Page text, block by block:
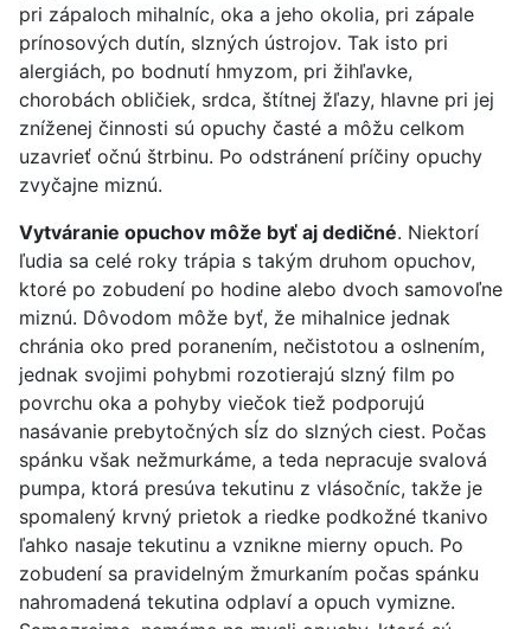
pri zápaloch mihalníc, oka a jeho okolia, pri zápale
prínosových dutín, slzných ústrojov. Tak isto pri
alergiách, po bodnutí hmyzom, pri žihľavke,
chorobách obličiek, srdca, štítnej žľazy, hlavne pri jej
zníženej činnosti sú opuchy časté a môžu celkom
uzavrieť očnú štrbinu. Po odstránení príčiny opuchy
zvyčajne miznú.
Vytváranie opuchov môže byť aj dedičné. Niektorí
ľudia sa celé roky trápia s takým druhom opuchov,
ktoré po zobudení po hodine alebo dvoch samovoľne
miznú. Dôvodom môže byť, že mihalnice jednak
chránia oko pred poranením, nečistotou a oslnením,
jednak svojimi pohybmi rozotierajú slzný film po
povrchu oka a pohyby viečok tiež podporujú
nasávanie prebytočných sĺz do slzných ciest. Počas
spánku však nežmurkáme, a teda nepracuje svalová
pumpa, ktorá presúva tekutinu z vlásočníc, takže je
spomalený krvný prietok a riedke podkožné tkanivo
ľahko nasaje tekutinu a vznikne mierny opuch. Po
zobudení sa pravidelným žmurkaním počas spánku
nahromadená tekutina odplaví a opuch vymizne.